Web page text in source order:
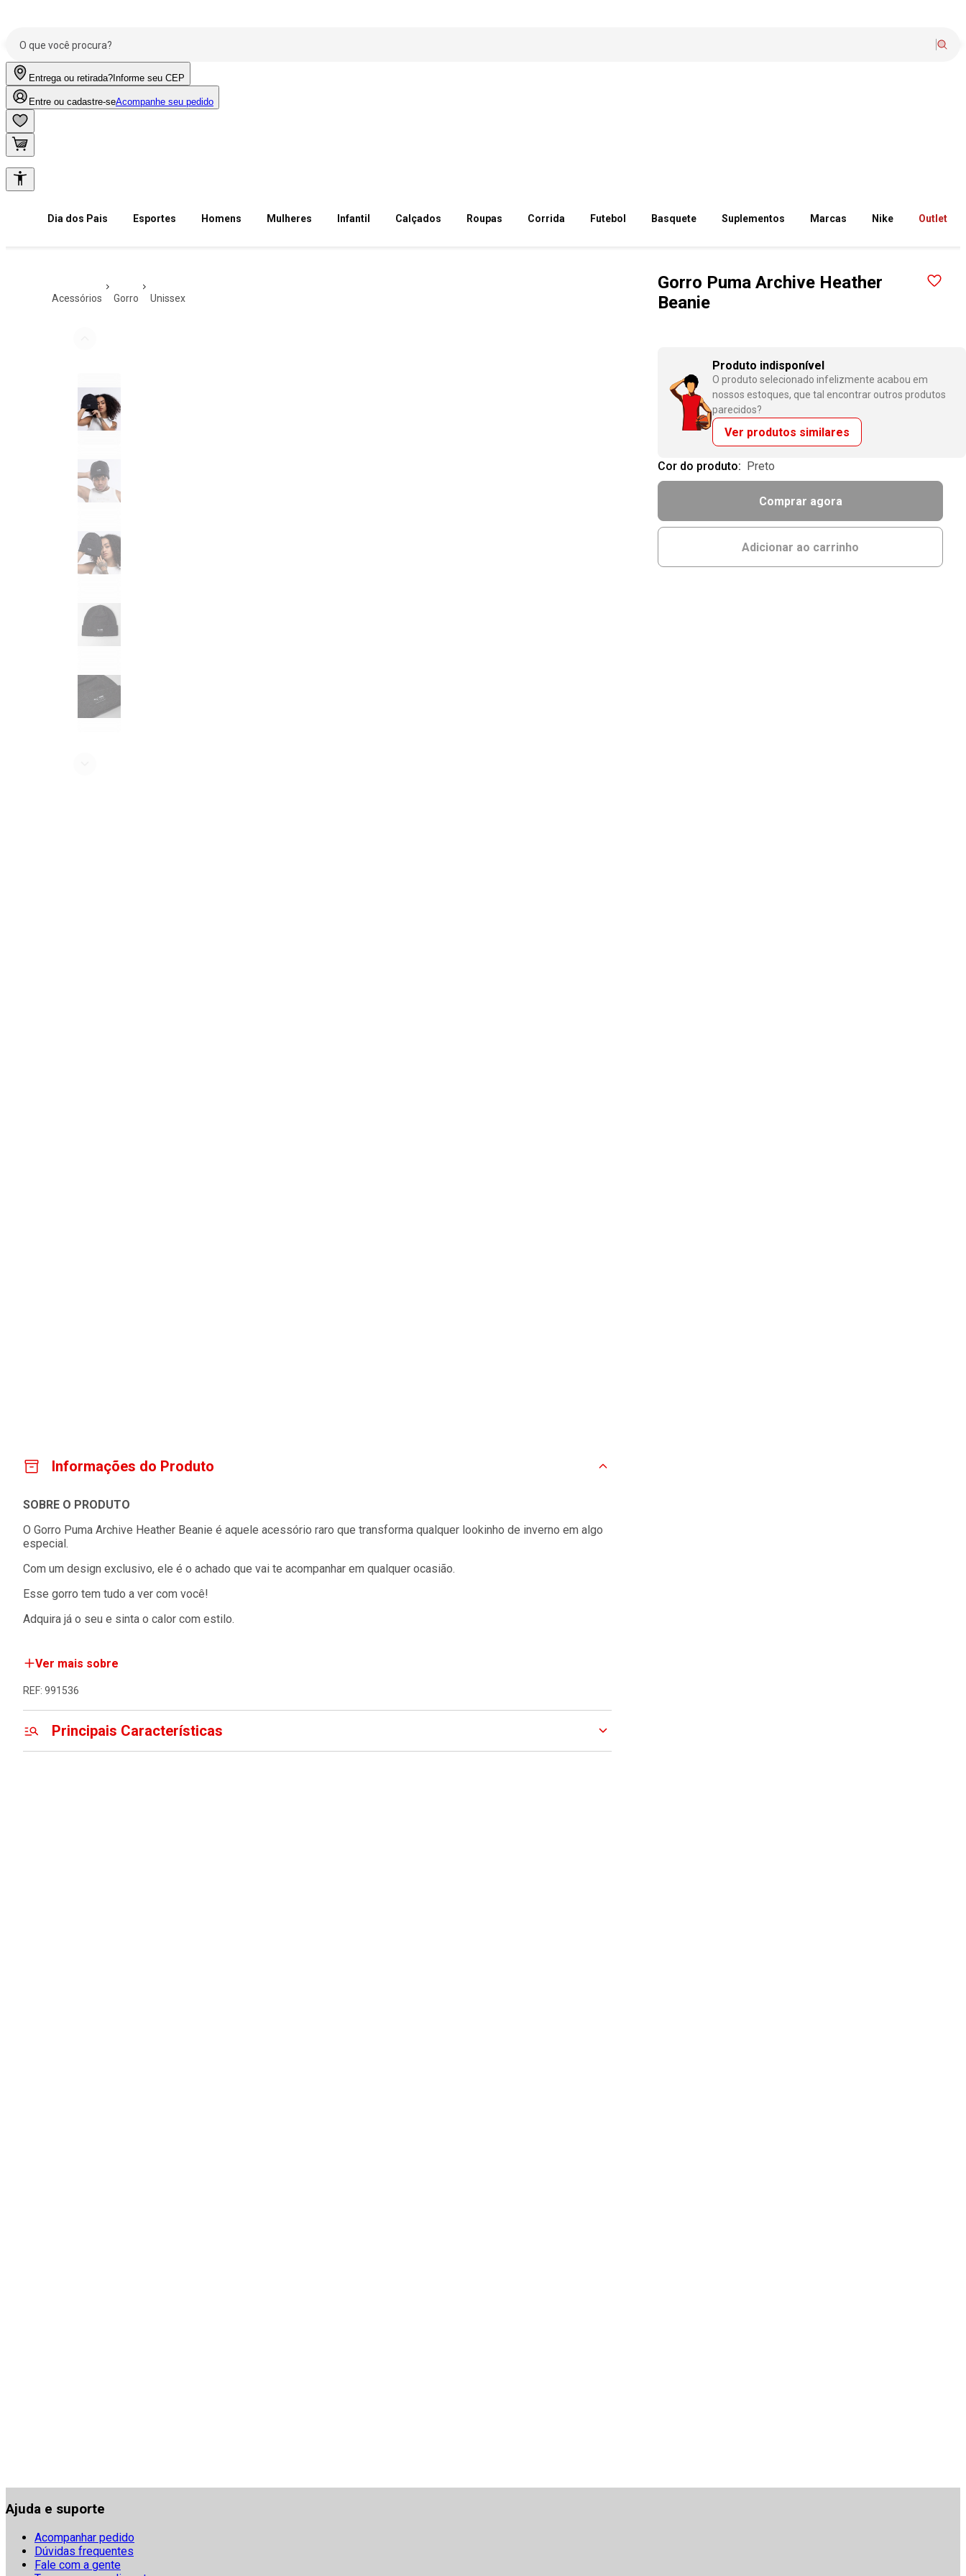
Entrega ou retirada? Informe seu CEP
Entre ou cadastre-seAcompanhe seu pedido
Dia dos Pais Esportes Homens Mulheres Infantil Calçados Roupas Corrida Futebol Basquete Suplementos Marcas Nike Outlet
acessórios gorro unissex
Gorro Puma Archive Heather
Beanie
Produto indisponível
O produto selecionado infelizmente acabou em
nossos estoques, que tal encontrar outros produtos
parecidos?
Ver produtos similares
Cor do produto: preto
Comprar agora
Adicionar ao carrinho
Informações do Produto
SOBRE O PRODUTO
O Gorro Puma Archive Heather Beanie é aquele acessório raro que transforma qualquer lookinho de inverno em algo
especial.
Com um design exclusivo, ele é o achado que vai te acompanhar em qualquer ocasião.
Esse gorro tem tudo a ver com você!
Adquira já o seu e sinta o calor com estilo.
Ver mais sobre
REF: 991536
Principais Características
Ajuda e suporte
Acompanhar pedido
Dúvidas frequentes
Fale com a gente